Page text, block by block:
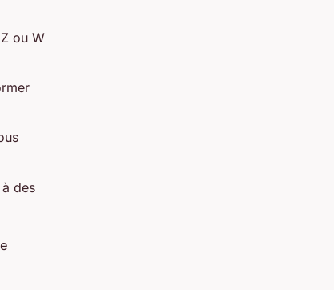
ou W
des